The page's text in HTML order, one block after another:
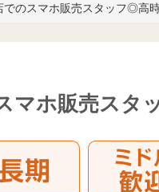
でのスマホ販売スタッフ◎高
マホ販売スタ